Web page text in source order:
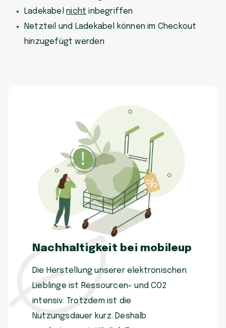
Ladekabelnicht inbegriffen
Netzteil und Ladekabel können im Checkout
hinzugefügt werden
Nachhaltigkeit bei mobileup
Die Herstellung unserer elektronischen
Lieblinge ist Ressourcen- und CO2
intensiv. Trotzdem ist die
Nutzungsdauer kurz. Deshalb